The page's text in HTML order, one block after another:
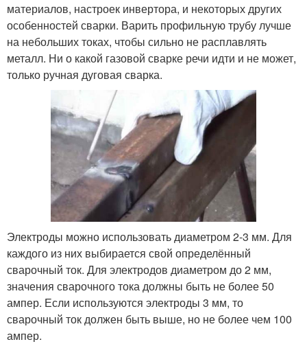
материалов, настроек инвертора, и некоторых других
особенностей сварки. Варить профильную трубу лучше
на небольших токах, чтобы сильно не расплавлять
металл. Ни о какой газовой сварке речи идти и не может,
только ручная дуговая сварка.
Электроды можно использовать диаметром 2-3 мм. Для
каждого из них выбирается свой определённый
сварочный ток. Для электродов диаметром до 2 мм,
значения сварочного тока должны быть не более 50
ампер. Если используются электроды 3 мм, то
сварочный ток должен быть выше, но не более чем 100
ампер.